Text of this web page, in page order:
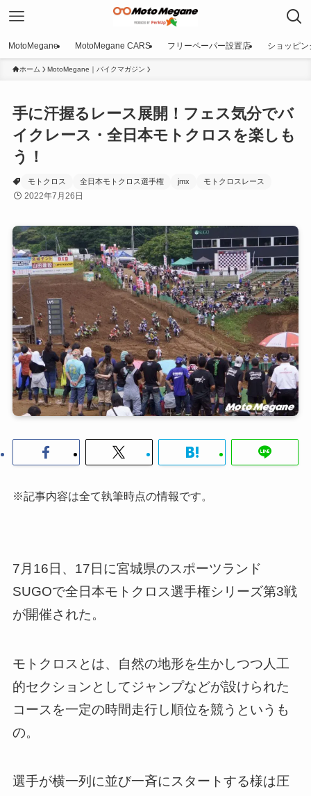
MotoMegane MotoMegane CARS フリーペーパー設置店 ショッピン
ホーム MotoMegane｜バイクマガジン
手に汗握るレース展開！フェス気分でバ
イクレース・全日本モトクロスを楽しも
う！
モトクロス 全日本モトクロス選手権 jmx モトクロスレース
2022年7月26日
※記事内容は全て執筆時点の情報です。
7月16日、17日に宮城県のスポーツランド
SUGOで全日本モトクロス選手権シリーズ第3戦
が開催された。
モトクロスとは、自然の地形を生かしつつ人工
的セクションとしてジャンプなどが設けられた
コースを一定の時間走行し順位を競うというも
の。
選手が横一列に並び一斉にスタートする様は圧